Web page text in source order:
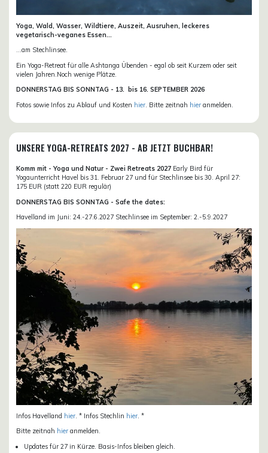
Yoga, Wald, Wasser, Wildtiere, Auszeit, Ausruhen, leckeres
vegetarisch-veganes Essen...
...am Stechlinsee.
Ein Yoga-Retreat für alle Ashtanga Übenden - egal ob seit Kurzem oder seit
vielen Jahren.Noch wenige Plätze.
DONNERSTAG BIS SONNTAG - 13. bis 16. SEPTEMBER 2026
Fotos sowie Infos zu Ablauf und Kosten hier . Bitte zeitnah hier anmelden.
UNSERE YOGA-RETREATS 2027 - AB JETZT BUCHBAR!
Komm mit - Yoga und Natur - Zwei Retreats 2027 Early Bird für
Yogaunterricht Havel bis 31. Februar 27 und für Stechlinsee bis 30. April 27:
175 EUR (statt 220 EUR regulär)
DONNERSTAG BIS SONNTAG - Safe the dates:
Havelland im Juni: 24.-27.6.2027 Stechlinsee im September: 2.-5.9.2027
Infos Havelland hier . * Infos Stechlin hier . *
Bitte zeitnah hier anmelden.
Updates für 27 in Kürze. Basis-Infos bleiben gleich.